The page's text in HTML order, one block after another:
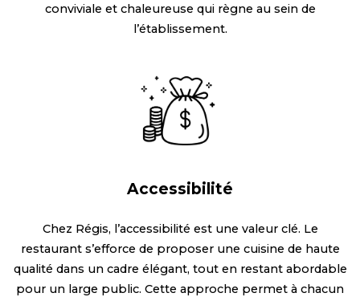
conviviale et chaleureuse qui règne au sein de
l’établissement.
Accessibilité
Chez Régis, l’accessibilité est une valeur clé. Le
restaurant s’efforce de proposer une cuisine de haute
qualité dans un cadre élégant, tout en restant abordable
pour un large public. Cette approche permet à chacun